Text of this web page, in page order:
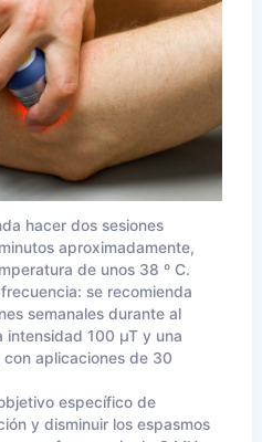
hacer dos sesiones
aproximadamente,
de unos 38 º C.
se recomienda
semanales durante al
intensidad 100 µT y una
aplicaciones de 30
específico de
y disminuir los espasmos